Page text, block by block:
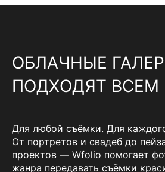
ОБЛАЧНЫЕ
ПОДХОДЯТ ВСЕМ
Для любой съёмки. Для
От портретов и свадеб до
проектов — Wfolio помогает
жанра передавать съёмки